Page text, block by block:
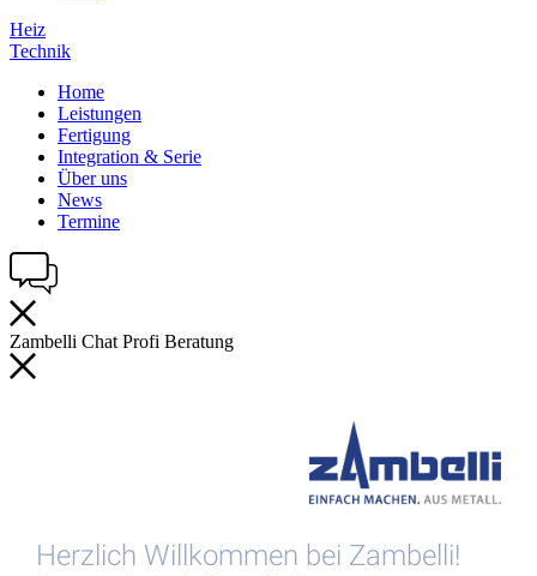
Heiz
Technik
Home
Leistungen
Fertigung
Integration & Serie
Über uns
News
Termine
Zambelli Chat Profi Beratung